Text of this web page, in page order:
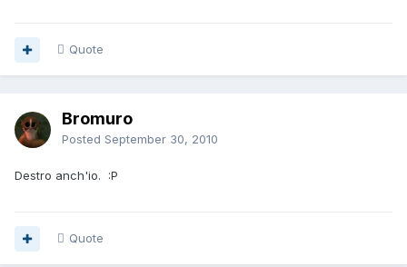
Quote
Bromuro
Posted September 30, 2010
Destro anch'io. :P
Quote